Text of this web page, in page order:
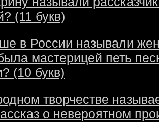
(11 букв)
в России называли
мастерицей петь
(10 букв)
творчестве
о невероятном